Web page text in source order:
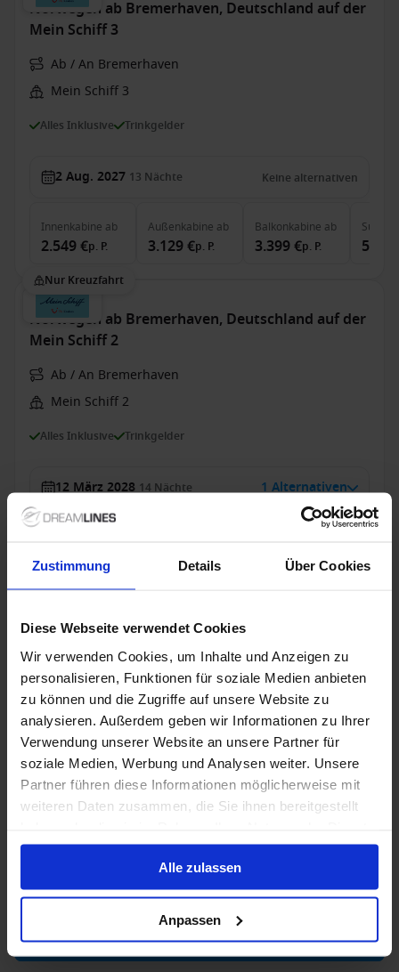
Zustimmung Details Über Cookies
Diese Webseite verwendet Cookies
Wir verwenden Cookies, um Inhalte und Anzeigen zu
personalisieren, Funktionen für soziale Medien anbieten
zu können und die Zugriffe auf unsere Website zu
analysieren. Außerdem geben wir Informationen zu Ihrer
Verwendung unserer Website an unsere Partner für
soziale Medien, Werbung und Analysen weiter. Unsere
Partner führen diese Informationen möglicherweise mit
weiteren Daten zusammen, die Sie ihnen bereitgestellt
gesammelt haben.
Alle zulassen
Anpassen
Norwegen ab Bremerhaven, Deutschland auf der
Mein Schiff 3
Ab / An Bremerhaven
Mein Schiff 3
Alles Inklusive Trinkgelder
2 Aug. 2027 13 Nächte Keine alternativen
Innenkabine ab
2.549 €p. P.
Außenkabine ab
3.129 €p. P.
Balkonkabine ab
3.399 €p. P.
Suite
Nur Kreuzfahrt
Norwegen ab Bremerhaven, Deutschland auf der
Mein Schiff 2
Ab / An Bremerhaven
Mein Schiff 2
Alles Inklusive Trinkgelder
12 März 2028 14 Nächte 1 Alternativen
2.049 € 2.379 € p. P. 2.549 € p. P.
Nur Kreuzfahrt
Norwegen ab Hamburg, Deutschland auf
AIDAsol
Ab / An Hamburg
AIDAsol
Vollpension Trinkgelder
7 März 2027 1 Alternativen
Innenkabineab Außenkabineab
2.290 €p. P.
Balkonkabineab
Mehr laden